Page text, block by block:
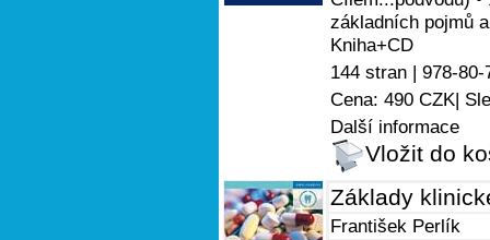
základních pojmů
Kniha+CD
144 stran | 978-80-
Cena: 490 CZK|
Další informace
Vložit do
Základy
František Perlík